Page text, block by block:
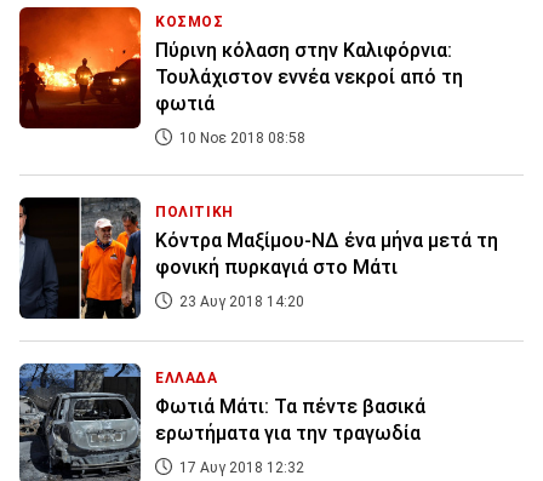
ΚΟΣΜΟΣ
Πύρινη κόλαση στην Καλιφόρνια:
Τουλάχιστον εννέα νεκροί από τη
φωτιά
10 Νοε 2018 08:58
ΠΟΛΙΤΙΚΗ
Κόντρα Μαξίμου-ΝΔ ένα μήνα μετά τη
φονική πυρκαγιά στο Μάτι
23 Αυγ 2018 14:20
ΕΛΛΑΔΑ
Φωτιά Μάτι: Τα πέντε βασικά
ερωτήματα για την τραγωδία
17 Αυγ 2018 12:32